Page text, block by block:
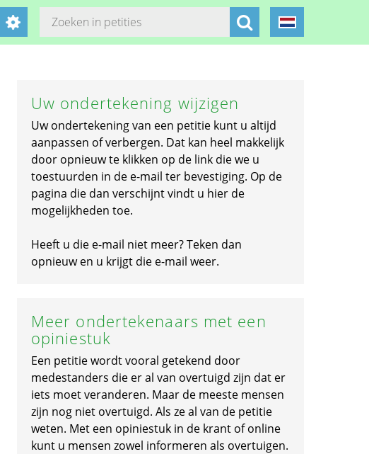
Uw ondertekening wijzigen
Uw ondertekening van een petitie kunt u altijd
aanpassen of verbergen. Dat kan heel makkelijk
door opnieuw te klikken op de link die we u
toestuurden in de e-mail ter bevestiging. Op de
pagina die dan verschijnt vindt u hier de
mogelijkheden toe.
Heeft u die e-mail niet meer? Teken dan
opnieuw en u krijgt die e-mail weer.
Meer ondertekenaars met een
opiniestuk
Een petitie wordt vooral getekend door
medestanders die er al van overtuigd zijn dat er
iets moet veranderen. Maar de meeste mensen
zijn nog niet overtuigd. Als ze al van de petitie
weten. Met een opiniestuk in de krant of online
kunt u mensen zowel informeren als overtuigen.